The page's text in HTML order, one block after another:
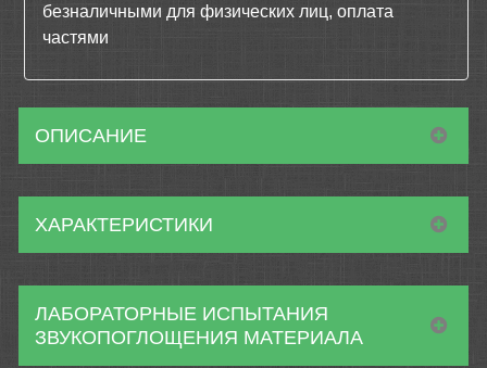
безналичными для физических лиц, оплата
частями
ОПИСАНИЕ
ХАРАКТЕРИСТИКИ
ЛАБОРАТОРНЫЕ ИСПЫТАНИЯ
ЗВУКОПОГЛОЩЕНИЯ МАТЕРИАЛА